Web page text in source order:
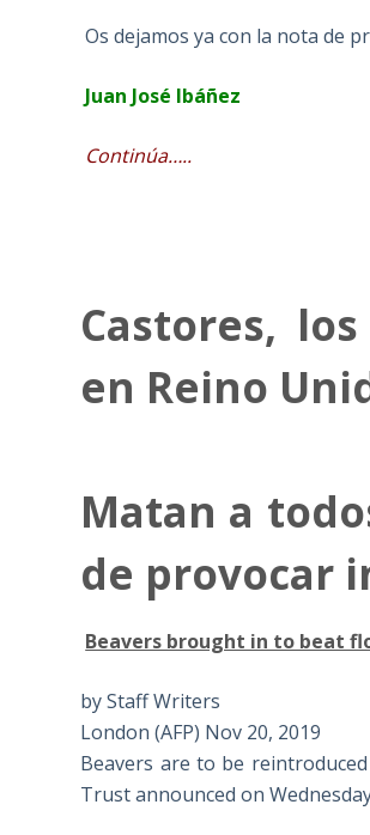
Os dejamos ya con la nota de
Juan José Ibáñez
Continúa…..
Castores,
en Reino
Matan a
de provocar
Beavers brought in to beat
by Staff Writers
London (AFP) Nov 20, 2019
Beavers are to be
Trust announced on